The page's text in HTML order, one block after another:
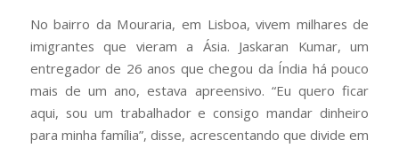
No bairro da Mouraria, em Lisboa, vivem milhares de
imigrantes que vieram a Ásia. Jaskaran Kumar, um
entregador de 26 anos que chegou da Índia há pouco
mais de um ano, estava apreensivo. “Eu quero ficar
aqui, sou um trabalhador e consigo mandar dinheiro
para minha família”, disse, acrescentando que divide em